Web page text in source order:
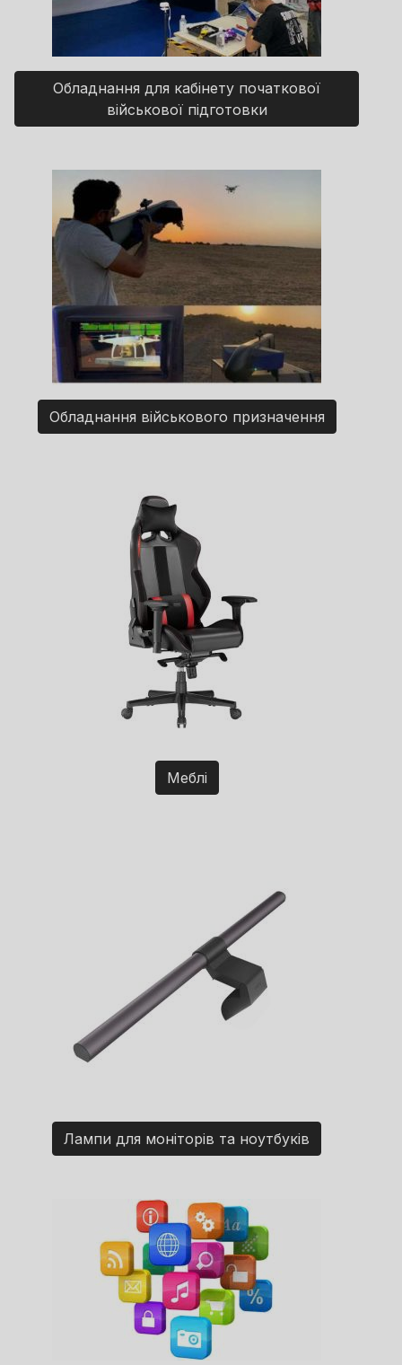
Обладнання для кабінету початкової
військової підготовки
Обладнання військового призначення
Меблі
Лампи для моніторів та ноутбуків